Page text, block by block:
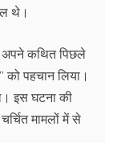
थे।
अपने कथित पिछले
पहचान लिया।
इस घटना की
मामलों में से